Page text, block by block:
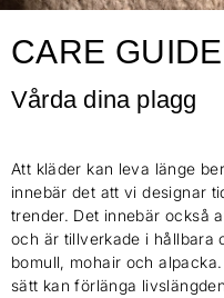
CARE GUIDE
Vårda dina plagg
Att kläder kan leva länge
innebär det att vi designar
trender. Det innebär också
och är tillverkade i hållbara
bomull, mohair och
sätt kan förlänga